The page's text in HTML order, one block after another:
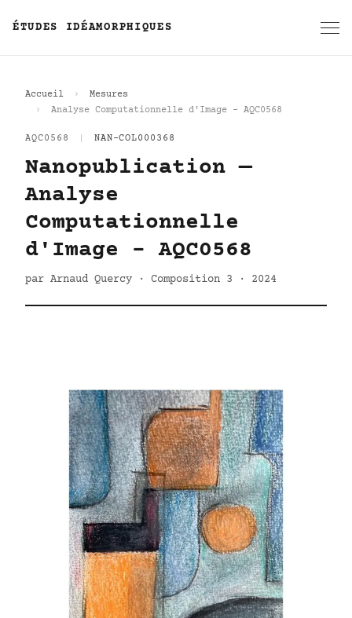
ÉTUDES IDÉAMORPHIQUES
Accueil
Mesures
Analyse Computationnelle d'Image - AQC0568
AQC0568 NAN-COL000368
Nanopublication —
Analyse
Computationnelle
d'Image - AQC0568
par Arnaud Quercy · Composition 3 · 2024